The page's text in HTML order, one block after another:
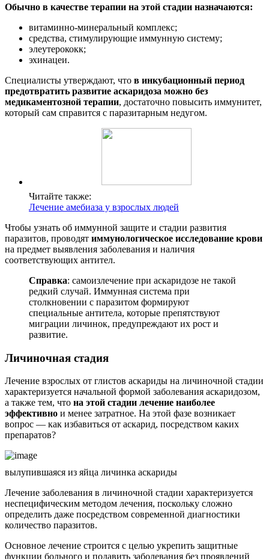
Обычно в качестве терапии на этой стадии назначаются:
витаминно-минеральный комплекс;
средства, стимулирующие иммунную систему;
элеутерококк;
эхинацеи.
Специалисты утверждают, что в инкубационный период
предотвратить развитие аскаридоза можно без
медикаментозной терапии, достаточно повысить иммунитет,
который сам справится с паразитарным недугом.
Читайте также:
Лечение амебиаза у взрослых людей
Чтобы узнать об иммунной защите и стадии развития
паразитов, проводят иммунологическое исследование крови
на предмет выявления заболевания и наличия
соответствующих антител.
Справка: самоизлечение при аскаридозе не такой
редкий случай. Иммунная система при
столкновении с паразитом формируют
специальные антитела, которые препятствуют
миграции личинок, предупреждают их рост и
развитие.
Личиночная стадия
Лечение взрослых от глистов аскариды на личиночной стадии
характеризуется начальной формой заболевания аскаридозом,
а также тем, что на этой стадии лечение наиболее
эффективно и менее затратное. На этой фазе возникает
вопрос — как избавиться от аскарид, посредством каких
препаратов?
вылупившаяся из яйца личинка аскариды
Лечение заболевания в личиночной стадии характеризуется
неспецифическим методом лечения, поскольку сложно
определить даже посредством современной диагностики
количество паразитов.
Основное лечение строится с целью укрепить защитные
функции больного и подавить заболевания без проявлений